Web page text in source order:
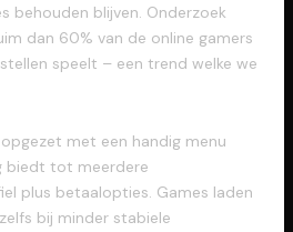
behouden blijven. Onderzoek
dan 60% van de online gamers
speelt – een trend welke we
met een handig menu
biedt tot meerdere
plus betaalopties. Games laden
bij minder stabiele